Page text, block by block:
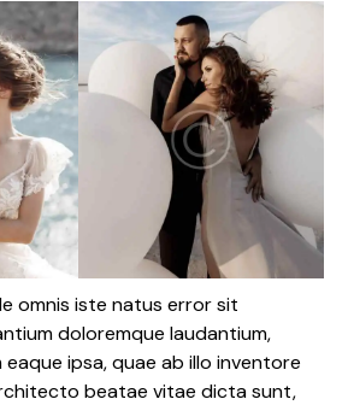
omnis iste natus error sit
doloremque laudantium,
ipsa, quae ab illo inventore
beatae vitae dicta sunt,